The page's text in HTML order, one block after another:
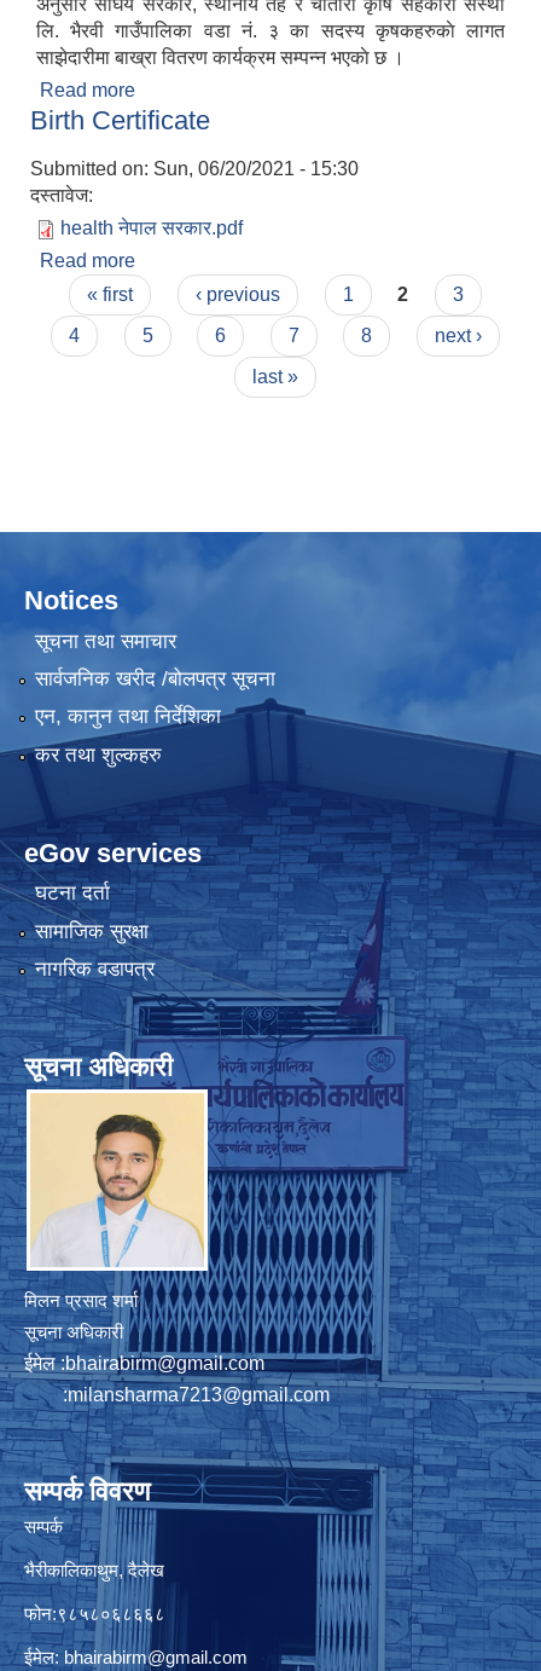
अनुसार संघिय सरकार, स्थानीय तह र चाैतारी कृषि सहकारी संस्था
लि. भ‌ैरवी गाउँपालिका वडा नं. ३ का सदस्य कृषकहरुकाे लागत
साझेदारीमा बाख्रा वितरण कार्यक्रम सम्पन्न भएकाे छ ।
Read more
आ.व.२०७७/०७८ मा शसर्त अनुदान तर्फकाे लागत साझेदारीमा
भएकाे छ ।
Birth Certificate
Submitted on: Sun, 06/20/2021 - 15:30
दस्तावेज:
health नेपाल सरकार.pdf
Read more
Pages
« first ‹ previous 1 2
3
4
5 6 7 8
next ›
last »
Notices
सूचना तथा समाचार
सार्वजनिक खरीद /बोलपत्र सूचना
एन, कानुन तथा निर्देशिका
कर तथा शुल्कहरु
eGov services
घटना दर्ता
सामाजिक सुरक्षा
नागरिक वडापत्र
सूचना अधिकारी
मिलन प्रसाद शर्मा
सूचना अधिकारी
ईमेल :bhairabirm@gmail.com
:milansharma7213@gmail.com
सम्पर्क विवरण
सम्पर्क
भैरीकालिकाथुम, दैलेख
फोन:९८५८०६८६६८
ईमेल: bhairabirm@gmail.com